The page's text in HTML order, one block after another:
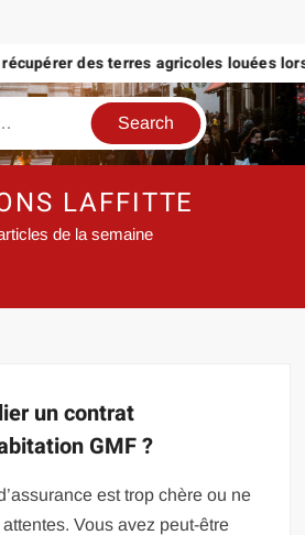
des terres agricoles louées
LAFFITTE
de la semaine
un contrat
GMF ?
est trop chère ou ne
Vous avez peut-être